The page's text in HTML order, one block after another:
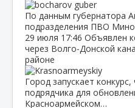
По данным губернатора
подразделения ПВО
29 июля 17:46 Объявлен
через Волго‑Донской
районе
Город запускает
подрядчика для
Красноармейском…